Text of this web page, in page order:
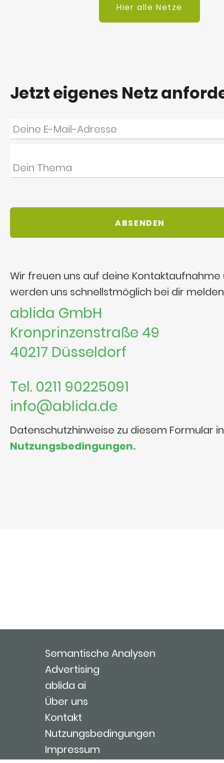
Hier alle Netze
Jetzt eigenes Netz
Wir freuen uns auf deine Kontaktaufnahme
werden uns schnellstmöglich bei dir
ablida GmbH
Kronprinzenstraße 49
40217 Düsseldorf
Tel. 0211 90225091
info@ablida.de
Datenschutzhinweise zu diesem Formular
Nutzungsbedingungen.
Semantische Analysen
Advertising
ablida ai
Über uns
Kontakt
Nutzungsbedingungen
Impressum